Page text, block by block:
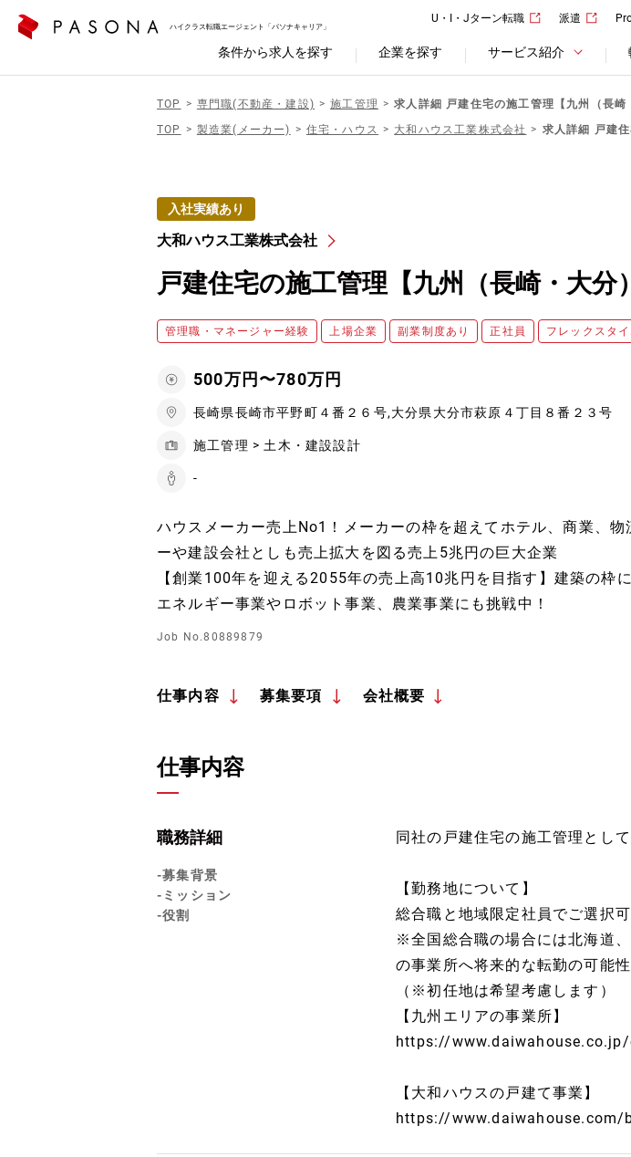
ハイクラス転職エージェント「パソナキャリア」
U・I・Jターン転職 派遣
条件から求人を探す 企業を探す サービス紹介
TOP 専門職(不動産・建設) 施工管理
求人詳細 戸建住宅の施工管理【九州（長崎
TOP
製造業(メーカー) 住宅・ハウス 大和ハウス工業株式会社 求人詳細 戸建
入社実績あり
大和ハウス工業株式会社
戸建住宅の施工管理【九州（長崎・大分
管理職・マネージャー経験 上場企業 副業制度あり 正社員 フレックスタ
500万円〜780万円
長崎県長崎市平野町４番２６号,大分県大分市萩原４丁目８番２３号
施工管理 > 土木・建設設計
-
ハウスメーカー売上No1！メーカーの枠を超えてホテル、商業、
ーや建設会社としも売上拡大を図る売上5兆円の巨大企業
【創業100年を迎える2055年の売上高10兆円を目指す】建築の枠
エネルギー事業やロボット事業、農業事業にも挑戦中！
Job No.80889879
仕事内容 募集要項 会社概要
仕事内容
職務詳細
-募集背景
-ミッション
-役割
同社の戸建住宅の施工管理とし
【勤務地について】
総合職と地域限定社員でご選択可
※全国総合職の場合には北海道
の事業所へ将来的な転勤の可能性
（※初任地は希望考慮します）
【九州エリアの事業所】
https://
【大和ハウスの戸建て事業】
https://